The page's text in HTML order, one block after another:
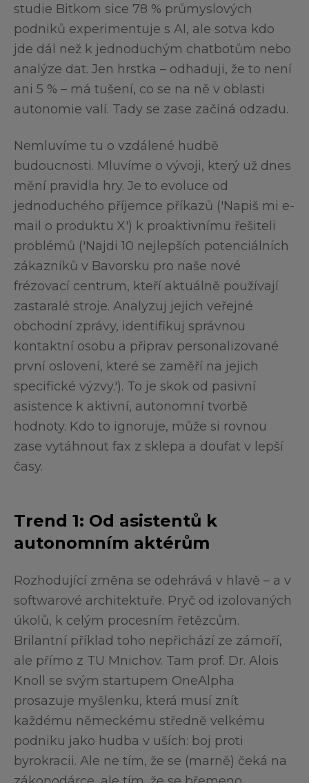
studie Bitkom sice 78 % průmyslových
podniků experimentuje s AI, ale sotva kdo
jde dál než k jednoduchým chatbotům nebo
analýze dat. Jen hrstka – odhaduji, že to není
ani 5 % – má tušení, co se na ně v oblasti
autonomie valí. Tady se zase začíná odzadu.
Nemluvíme tu o vzdálené hudbě
budoucnosti. Mluvíme o vývoji, který už dnes
mění pravidla hry. Je to evoluce od
jednoduchého příjemce příkazů ('Napiš mi e-
mail o produktu X') k proaktivnímu řešiteli
problémů ('Najdi 10 nejlepších potenciálních
zákazníků v Bavorsku pro naše nové
frézovací centrum, kteří aktuálně používají
zastaralé stroje. Analyzuj jejich veřejné
obchodní zprávy, identifikuj správnou
kontaktní osobu a připrav personalizované
první oslovení, které se zaměří na jejich
specifické výzvy.'). To je skok od pasivní
asistence k aktivní, autonomní tvorbě
hodnoty. Kdo to ignoruje, může si rovnou
zase vytáhnout fax z sklepa a doufat v lepší
časy.
Trend 1: Od asistentů k
autonomním aktérům
Rozhodující změna se odehrává v hlavě – a v
softwarové architektuře. Pryč od izolovaných
úkolů, k celým procesním řetězcům.
Brilantní příklad toho nepřichází ze zámoří,
ale přímo z TU Mnichov. Tam prof. Dr. Alois
Knoll se svým startupem OneAlpha
prosazuje myšlenku, která musí znít
každému německému středně velkému
podniku jako hudba v uších: boj proti
byrokracii. Ale ne tím, že se (marně) čeká na